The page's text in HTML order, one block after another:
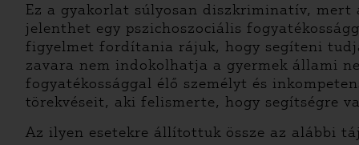
Ez a gyakorlat súlyosan diszkriminatív,
jelenthet egy pszichoszociális
figyelmet fordítania rájuk, hogy segíteni
zavara nem indokolhatja a gyermek állami
fogyatékossággal élő személyt és
törekvéseit, aki felismerte, hogy segítségre
Az ilyen esetekre állítottuk össze az alábbi